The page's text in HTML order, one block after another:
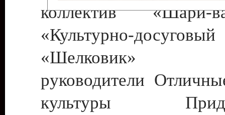
коллектив
«Культурно-
«Шелковик»
руководители
культуры